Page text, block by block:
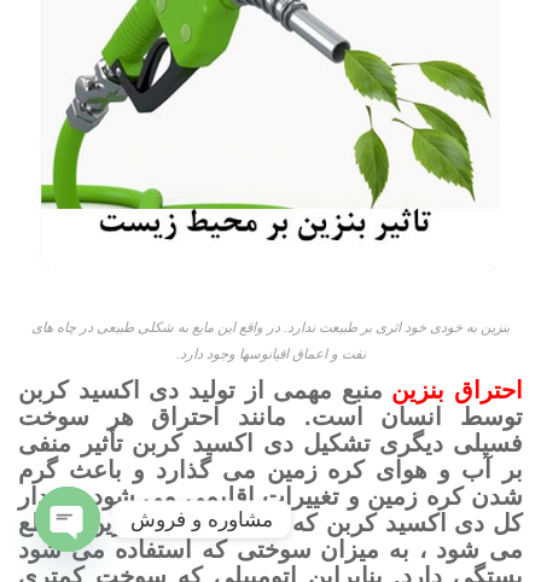
بنزین به خودی خود اثری بر طبیعت ندارد. در واقع این مایع به شکلی طبیعی در چاه های
نفت و اعماق اقیانوسها وجود دارد.
احتراق بنزین منبع مهمی از تولید دی اکسید کربن
توسط انسان است. مانند احتراق هر سوخت
فسیلی دیگری تشکیل دی اکسید کربن تأثیر منفی
بر آب و هوای کره زمین می گذارد و باعث گرم
شدن کره زمین و تغییرات اقلیمی می شود. مقدار
کل دی اکسید کربن که هنگام سوختن بنزین ساطع
می شود ، به میزان سوختی که استفاده می شود
بستگی دارد. بنابراین اتومبیلی که سوخت کمتری
مشاوره و فروش
Open
chaty